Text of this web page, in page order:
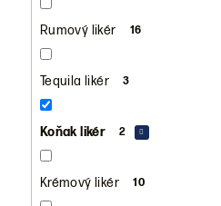
Rumový likér 16
Tequila likér 3
Koňak likér 2
Krémový likér 10